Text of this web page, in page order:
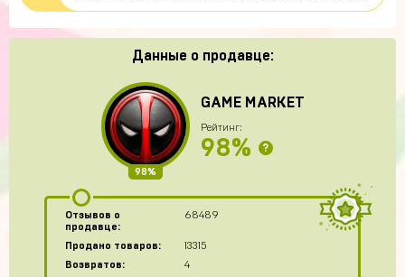
Данные о продавце:
98%
GAME MARKET
Рейтинг:
98% ?
Отзывов о
продавце:
68489
Продано товаров:
13315
Возвратов:
4